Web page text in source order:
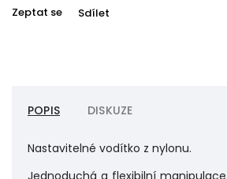
Zeptat se Sdílet
POPIS DISKUZE
Nastavitelné vodítko z nylonu.